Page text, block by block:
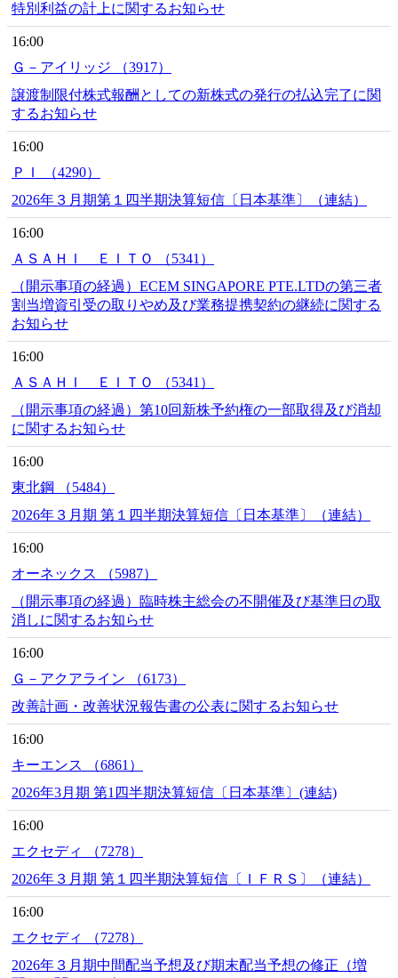
特別利益の計上に関するお知らせ
16:00
Ｇ－アイリッジ （3917）
譲渡制限付株式報酬としての新株式の発行の払込完了に関
するお知らせ
16:00
ＰＩ （4290）
2026年３月期第１四半期決算短信〔日本基準〕（連結）
16:00
ＡＳＡＨＩ ＥＩＴＯ （5341）
（開示事項の経過）ECEM SINGAPORE PTE.LTDの第三者
割当増資引受の取りやめ及び業務提携契約の継続に関する
お知らせ
16:00
ＡＳＡＨＩ ＥＩＴＯ （5341）
（開示事項の経過）第10回新株予約権の一部取得及び消却
に関するお知らせ
16:00
東北鋼 （5484）
2026年３月期 第１四半期決算短信〔日本基準〕（連結）
16:00
オーネックス （5987）
（開示事項の経過）臨時株主総会の不開催及び基準日の取
消しに関するお知らせ
16:00
Ｇ－アクアライン （6173）
改善計画・改善状況報告書の公表に関するお知らせ
16:00
キーエンス （6861）
2026年3月期 第1四半期決算短信〔日本基準〕(連結)
16:00
エクセディ （7278）
2026年３月期 第１四半期決算短信〔ＩＦＲＳ〕（連結）
16:00
エクセディ （7278）
2026年３月期中間配当予想及び期末配当予想の修正（増